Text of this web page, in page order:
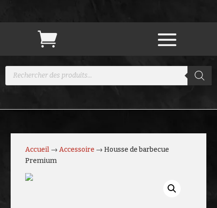
Recherche
Accueil →Accessoire → Housse de barbecue
Premium